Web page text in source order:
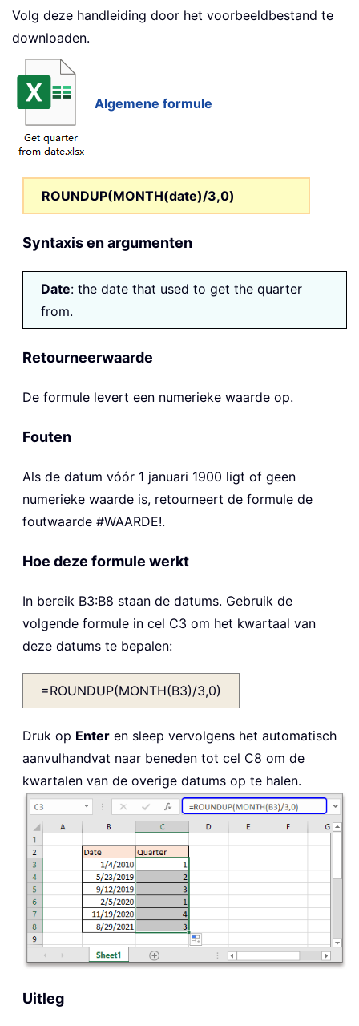
Volg deze handleiding door het voorbeeldbestand te
downloaden.
Algemene formule
ROUNDUP(MONTH(date)/3,0)
Syntaxis en argumenten
Date: the date that used to get the quarter
from.
Retourneerwaarde
De formule levert een numerieke waarde op.
Fouten
Als de datum vóór 1 januari 1900 ligt of geen
numerieke waarde is, retourneert de formule de
foutwaarde #WAARDE!.
Hoe deze formule werkt
In bereik B3:B8 staan de datums. Gebruik de
volgende formule in cel C3 om het kwartaal van
deze datums te bepalen:
=ROUNDUP(MONTH(B3)/3,0)
Druk op Enter en sleep vervolgens het automatisch
aanvulhandvat naar beneden tot cel C8 om de
kwartalen van de overige datums op te halen.
Uitleg